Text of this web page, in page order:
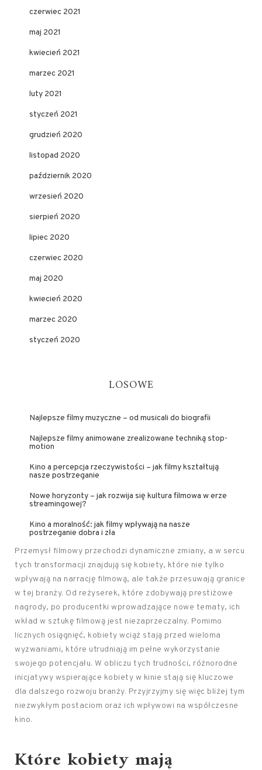
czerwiec 2021
maj 2021
kwiecień 2021
marzec 2021
luty 2021
styczeń 2021
grudzień 2020
listopad 2020
październik 2020
wrzesień 2020
sierpień 2020
lipiec 2020
czerwiec 2020
maj 2020
kwiecień 2020
marzec 2020
styczeń 2020
LOSOWE
Najlepsze filmy muzyczne – od musicali do biografii
Najlepsze filmy animowane zrealizowane techniką stop-
motion
Kino a percepcja rzeczywistości – jak filmy kształtują
nasze postrzeganie
Nowe horyzonty – jak rozwija się kultura filmowa w erze
streamingowej?
Kino a moralność: jak filmy wpływają na nasze
postrzeganie dobra i zła
Przemysł filmowy przechodzi dynamiczne zmiany, a w sercu
tych transformacji znajdują się kobiety, które nie tylko
wpływają na narrację filmową, ale także przesuwają granice
w tej branży. Od reżyserek, które zdobywają prestiżowe
nagrody, po producentki wprowadzające nowe tematy, ich
wkład w sztukę filmową jest niezaprzeczalny. Pomimo
licznych osiągnięć, kobiety wciąż stają przed wieloma
wyzwaniami, które utrudniają im pełne wykorzystanie
swojego potencjału. W obliczu tych trudności, różnorodne
inicjatywy wspierające kobiety w kinie stają się kluczowe
dla dalszego rozwoju branży. Przyjrzyjmy się więc bliżej tym
niezwykłym postaciom oraz ich wpływowi na współczesne
kino.
Które kobiety mają